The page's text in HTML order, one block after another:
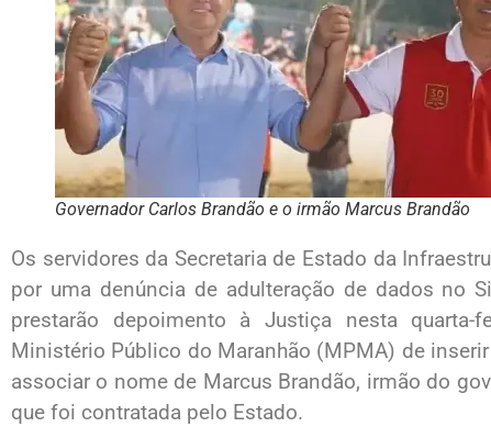
Governador Carlos Brandão e o irmão Marcus Brandão
Os servidores da Secretaria de Estado da
por uma denúncia de adulteração de dados no
prestarão depoimento à Justiça nesta
Ministério Público do Maranhão (MPMA) de
associar o nome de Marcus Brandão, irmão do
que foi contratada pelo Estado.